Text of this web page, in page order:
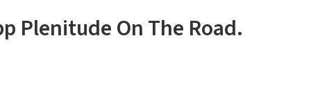
Plenitude On The Road.